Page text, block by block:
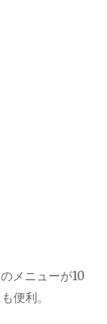
メニューが10
便利。